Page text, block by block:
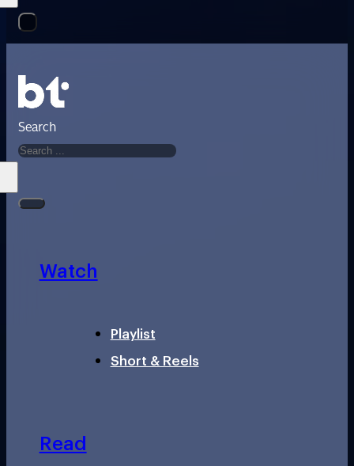
Search
Watch
Playlist
Short & Reels
Read